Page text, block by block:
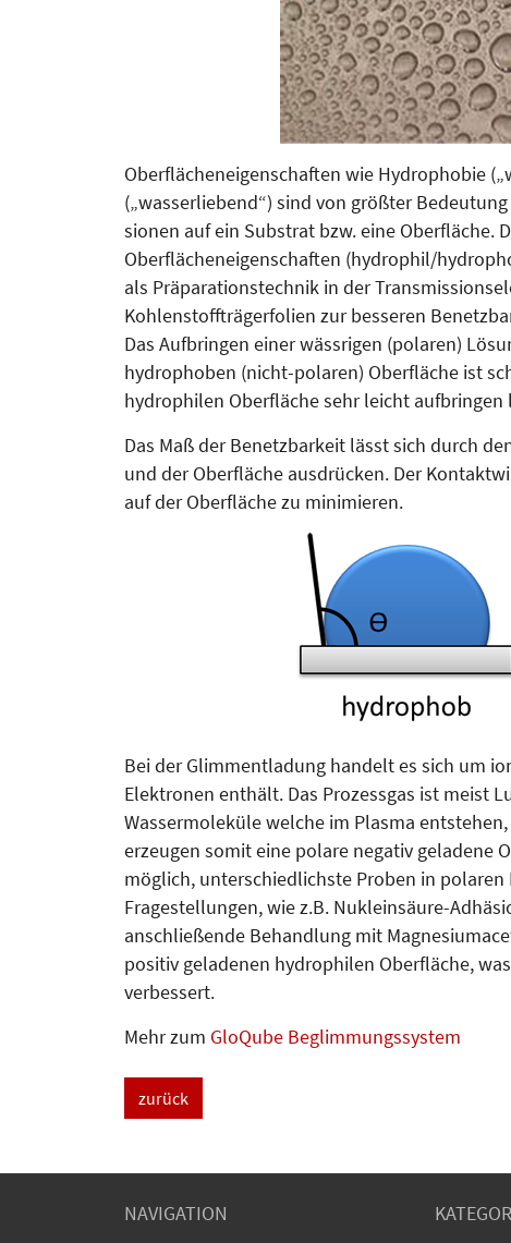
Oberflächeneigenschaften wie Hy­dro­phobie
(„wasserliebend“) sind von größter
sionen auf ein Substrat bzw. eine Oberfläche.
Ober­flä­chen­­eigenschaften (hydrophil/
als Präpa­ra­­tionstechnik in der
Kohlen­stoff­trä­ger­fo­lien zur besseren
Das Aufbringen einer wässrigen (polaren)
hydrophoben (nicht-polaren) Ober­fläche ist
hydrophilen Oberfläche sehr leicht aufbringen
Das Maß der Benetzbarkeit lässt sich durch
und der Oberfläche ausdrücken. Der
auf der Oberfläche zu minimieren.
Bei der Glimmentladung handelt es sich um
Elektronen enthält. Das Prozessgas ist meist
Wassermoleküle wel­che im Plasma
erzeugen somit eine polare negativ geladene
möglich, unterschiedlichste Proben in
Fragestellungen, wie z.B. Nukleinsäure-
anschließende Behandlung mit
positiv geladenen hydrophilen Oberfläche,
verbessert.
Mehr zum GloQube Beglimmungssystem
zurück
NAVIGATION